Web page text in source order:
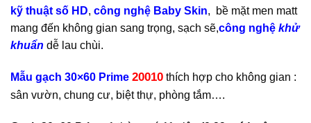
kỹ thuật số HD, công nghệ Baby Skin, bề mặt men matt
mang đến không gian sang trọng, sạch sẽ,công nghệ khử
khuẩn dễ lau chùi.
Mẫu gạch 30×60 Prime 20010 thích hợp cho không gian :
sân vườn, chung cư, biệt thự, phòng tắm….